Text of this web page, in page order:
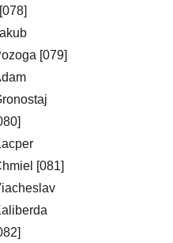
[079]
[081]